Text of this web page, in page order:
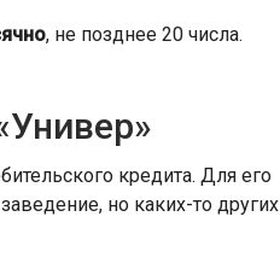
, не позднее 20 числа.
кредита. Для его
но каких-то других